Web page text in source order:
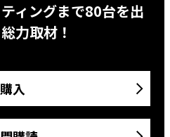
ィングまで80台を出
力取材！
購入